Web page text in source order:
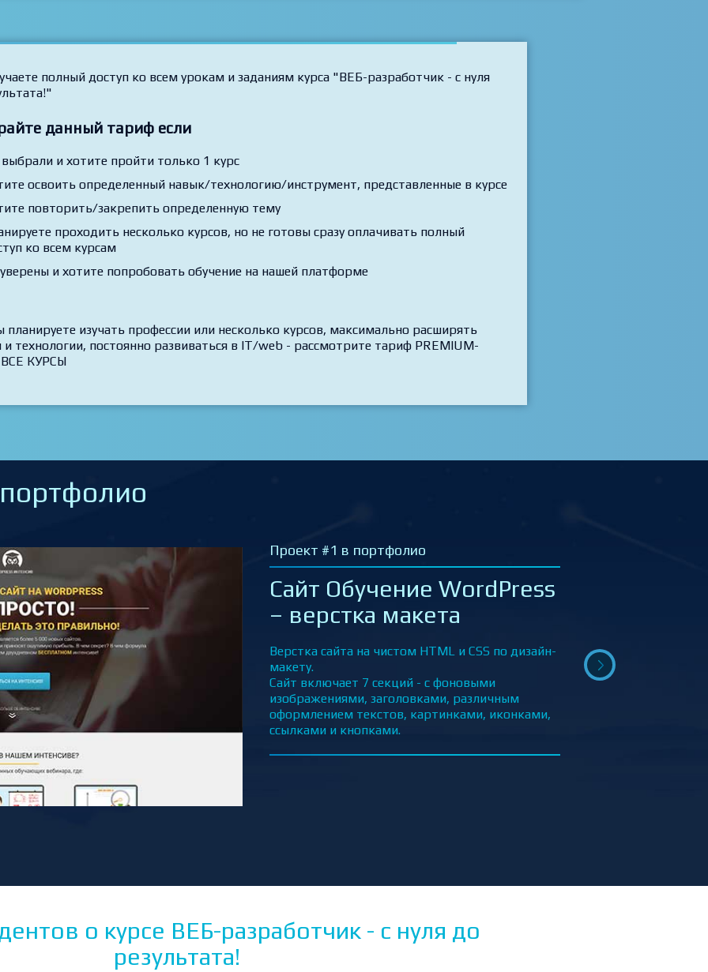
полный доступ ко всем урокам и заданиям курса "ВЕБ-разработчик - с нуля
данный тариф если
и хотите пройти только 1 курс
освоить определенный навык/технологию/инструмент, представленные в курсе
повторить/закрепить определенную тему
проходить несколько курсов, но не готовы сразу оплачивать полный
ко всем курсам
и хотите попробовать обучение на нашей платформе
планируете изучать профессии или несколько курсов, максимально расширять
и технологии, постоянно развиваться в IT/web - рассмотрите тариф PREMIUM-
ВСЕ КУРСЫ
Проект #2 в портфолио
Сайт Заказ Такси UBER –
верстка макета
Адаптивная верстка сайта по дизайн-макету на
HTML и CSS с применением современных
технологий – Bootstrap, препроцессоры Sass/Scss,
псевдоклассы и псевдоэлементы CSS и др.
Сайт включает блоки – Хэдер (верхнее меню,
лого, телефон/заказ), Главный экран,
о курсе ВЕБ-разработчик - с нуля до
результата!